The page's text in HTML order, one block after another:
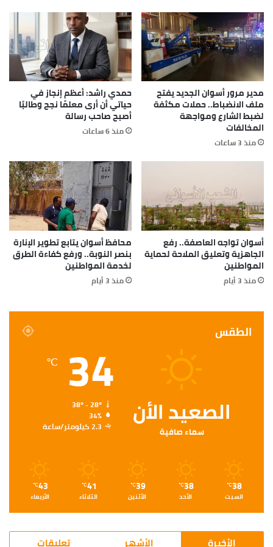
العمل على توفير معدات الوقاية بالكميات المطلوبة،
وتنفيذ العديد من البرامج التدريبية على إجراءات مكافحة
العدوى، هذا إلى جانب البدء فى تطعيم الأطقم الطبية
منذ شهر يناير الماضى.
وتطرقت الوزيرة إلى الموقف الحالى للقاحات ضد فيروس
كورونا على المستويين المحلى والعالمى، وما يتعلق
بمراكز توفيرها داخل الجمهورية، والتى وصل عددها
إلى ما تم توريده من شحنات من لقاح شركة “ساينوفارم”،
وكذا موافقة هيئة الدواء المصرية على إصدار رخصة
الطوارئ للقاح الخاص بشركة “ساينوفاك”.
مدير مرور أسوان الجديد يفتح
ملف الانضباط.. حملات مكثفة
لضبط الشارع ومواجهة
المخالفات
منذ 3 ساعات
حمدي راشد: أعظم إنجاز في
حياتي أن أرى معلمًا نجح وطالبًا
أصبح صاحب رسالة
منذ 6 ساعات
أسوان تواجه العاصفة.. رفع
الجاهزية وتعليق الملاحة لحماية
المواطنين
منذ 3 أيام
محافظ أسوان يتابع تطوير الإنارة
بنصر النوبة.. ورفع كفاءة الطرق
لخدمة المواطنين
منذ 3 أيام
الطقس
الصعيد الأن
سماء صافية
34
℃
38º - 28º
34%
2.3 كيلومتر/ساعة
38
℃
السبت
38
℃
الأحد
39
℃
الأثنين
41
℃
الثلاثاء
43
℃
الأربعاء
الأخيرة الأشهر تعليقات